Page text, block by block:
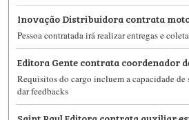
Inovação Distribuidora contrata
Pessoa contratada irá realizar entregas e
Editora Gente contrata coordenador
Requisitos do cargo incluem a capacidade
dar feedbacks